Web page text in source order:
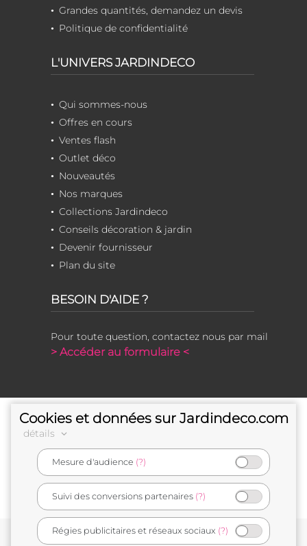
Grandes quantités, demandez un devis
Politique de confidentialité
L'UNIVERS JARDINDECO
Qui sommes-nous
Offres en cours
Ventes flash
Outlet déco
Nouveautés
Nos marques
Collections Jardindeco
Conseils décoration & jardin
Devenir fournisseur
Plan du site
BESOIN D'AIDE ?
Pour toute question, contactez nous par mail
> Accéder au formulaire <
e-commerçant français
Cookies et données sur Jardindeco.com
détails
Mesure d'audience (?)
Suivi des conversions partenaires (?)
Régies publicitaires et réseaux sociaux (?)